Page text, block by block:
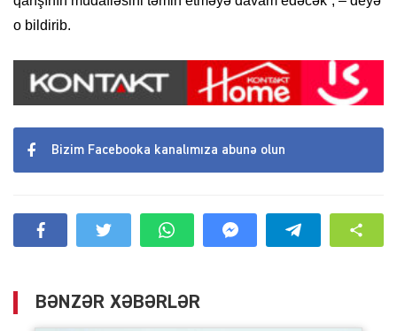
o bildirib.
Bizim Facebooka kanalımıza abunə olun
BƏNZƏR XƏBƏRLƏR